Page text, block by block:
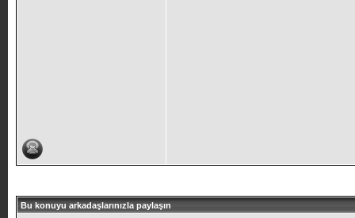
Bu konuyu arkadaşlarınızla paylaşın